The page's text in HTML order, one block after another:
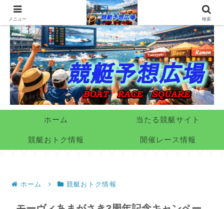
ホーム 当たる競艇サイト
競艇おトク情報 開催レース情報
ホーム 競艇おトク情報
メニュー 検索